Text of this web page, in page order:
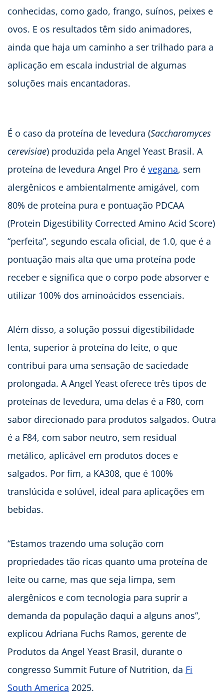
conhecidas, como gado, frango, suínos, peixes e
ovos. E os resultados têm sido animadores,
ainda que haja um caminho a ser trilhado para a
aplicação em escala industrial de algumas
soluções mais encantadoras.
É o caso da proteína de levedura (Saccharomyces
cerevisiae) produzida pela Angel Yeast Brasil. A
proteína de levedura Angel Pro é vegana, sem
alergênicos e ambientalmente amigável, com
80% de proteína pura e pontuação PDCAA
(Protein Digestibility Corrected Amino Acid Score)
“perfeita”, segundo escala oficial, de 1.0, que é a
pontuação mais alta que uma proteína pode
receber e significa que o corpo pode absorver e
utilizar 100% dos aminoácidos essenciais.
Além disso, a solução possui digestibilidade
lenta, superior à proteína do leite, o que
contribui para uma sensação de saciedade
prolongada. A Angel Yeast oferece três tipos de
proteínas de levedura, uma delas é a F80, com
sabor direcionado para produtos salgados. Outra
é a F84, com sabor neutro, sem residual
metálico, aplicável em produtos doces e
salgados. Por fim, a KA308, que é 100%
translúcida e solúvel, ideal para aplicações em
bebidas.
“Estamos trazendo uma solução com
propriedades tão ricas quanto uma proteína de
leite ou carne, mas que seja limpa, sem
alergênicos e com tecnologia para suprir a
demanda da população daqui a alguns anos”,
explicou Adriana Fuchs Ramos, gerente de
Produtos da Angel Yeast Brasil, durante o
congresso Summit Future of Nutrition, da Fi
South America 2025.